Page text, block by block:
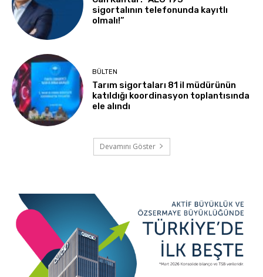
sigortalının telefonunda kayıtlı
olmalı!”
BÜLTEN
Tarım sigortaları 81 il müdürünün
katıldığı koordinasyon toplantısında
ele alındı
Devamını Göster